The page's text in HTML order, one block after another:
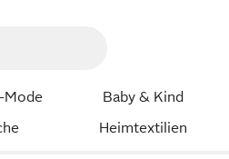
Mode Baby & Kind
Heimtextilien